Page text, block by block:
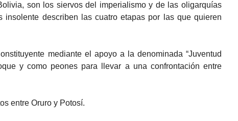
son los siervos del imperialismo y de las oligarquías
insolente describen las cuatro etapas por las que quieren
mediante el apoyo a la denominada “Juventud
y como peones para llevar a una confrontación entre
entre Oruro y Potosí.